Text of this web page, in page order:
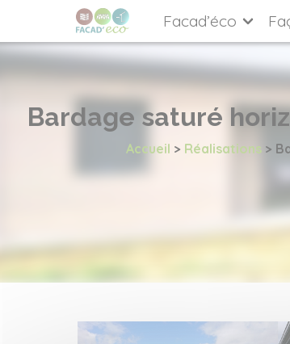
Facad’éco
Bardage saturé
Accueil > Réalisations>